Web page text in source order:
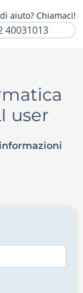
aiuto? Chiamaci!
40031013
user